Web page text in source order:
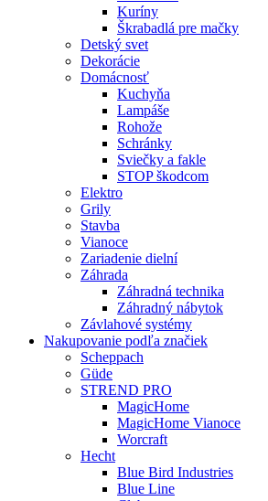
Kuríny
Škrabadlá pre mačky
Detský svet
Dekorácie
Domácnosť
Kuchyňa
Lampáše
Rohože
Schránky
Sviečky a fakle
STOP škodcom
Elektro
Grily
Stavba
Vianoce
Zariadenie dielní
Záhrada
Záhradná technika
Záhradný nábytok
Závlahové systémy
Nakupovanie podľa značiek
Scheppach
Güde
STREND PRO
MagicHome
MagicHome Vianoce
Worcraft
Hecht
Blue Bird Industries
Blue Line